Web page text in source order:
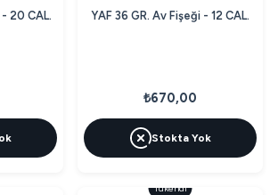
20 CAL. YAF 36 GR. Av Fişeği - 12 CAL.
₺670,00
Stokta Yok
Tükendi